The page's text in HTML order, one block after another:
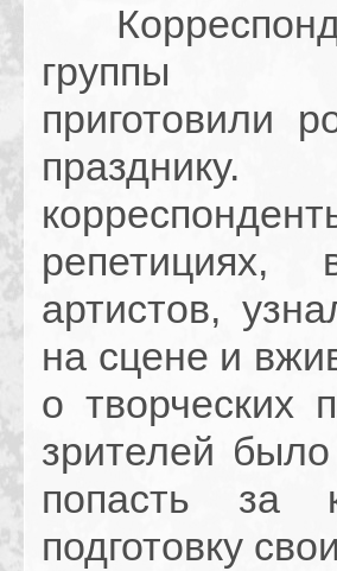
группы
приготовили
артистов,
на сцене и
о творческих
зрителей
попасть за
подготовку